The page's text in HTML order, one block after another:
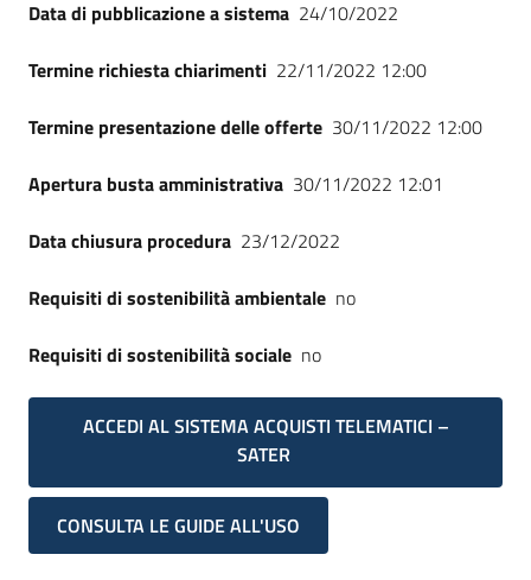
Data di pubblicazione a sistema 24/10/2022
Termine richiesta chiarimenti 22/11/2022 12:00
Termine presentazione delle offerte 30/11/2022 12:00
Apertura busta amministrativa 30/11/2022 12:01
Data chiusura procedura 23/12/2022
Requisiti di sostenibilità ambientale no
Requisiti di sostenibilità sociale no
ACCEDI AL SISTEMA ACQUISTI TELEMATICI –
SATER
CONSULTA LE GUIDE ALL'USO